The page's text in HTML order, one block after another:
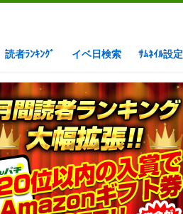
読者ﾗﾝｷﾝｸﾞ イベ日検索 ｻﾑﾈｲﾙ設定